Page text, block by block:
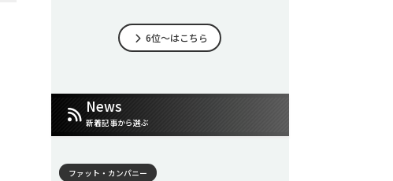
6位～はこちら
News
新着記事から選ぶ
ファット・カンパニー